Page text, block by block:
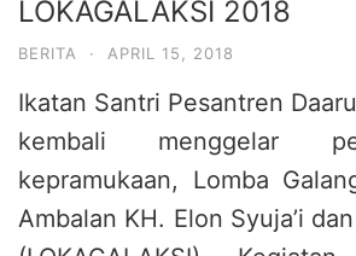
LOKAGALAKSI 2018
BERITA · APRIL 15, 2018
Ikatan Santri Pesantren
kembali menggelar
kepramukaan, Lomba
Ambalan KH. Elon Syuja’i